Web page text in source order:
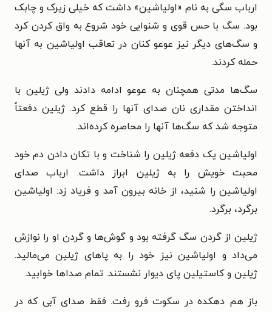
ارباب سگی به نام «اولیاشین» داشت که خیلی زیرک و چابک
بود. سگ با حس قوی و شنوایی خود شروع به واق کردن کرد
و سگ‌های دیگر نیز عوعو کنان در تعاقب اولیاشین به آنها
حمله کردند.
سگ‌ها مدتی همچنان به عوعو ادامه دادند ولی ژیلین با
انداختن مقداری نان صدای آنها را قطع کرد. ژیلین دفعتاً
متوجه شد که سگ‌ها آنها را محاصره کرده‌اند.
اولیاشین یک دفعه ژیلین را شناخت و با تکان دادن دم خود
محبت خویش را به ژیلین ابراز داشت. ارباب صدای
اولیاشین را شنید، از خانه بیرون آمد و فریاد زد: اولیاشین
برگرد، برگرد.
ژیلین از گردن سگ گرفته بود و گوش‌ها و گردن او را نوازش
می‌داد و اولیاشین نیز خود را به پاهای ژیلین می‌مالید.
ژیلین و کاستیلین پای دیوار نشستند. تمام صداها خوابید.
باز هم دهکده در سکوت فرو رفت. فقط صدای آبی که در